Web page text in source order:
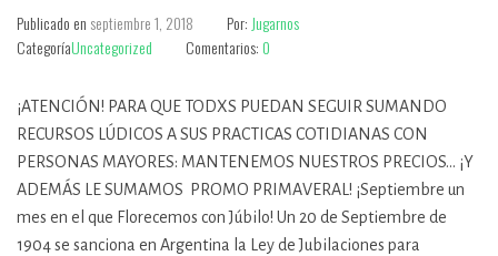
Publicado en septiembre 1, 2018 Por: Jugarnos
CategoríaUncategorized Comentarios: 0
¡ATENCIÓN! PARA QUE TODXS PUEDAN SEGUIR SUMANDO
RECURSOS LÚDICOS A SUS PRACTICAS COTIDIANAS CON
PERSONAS MAYORES: MANTENEMOS NUESTROS PRECIOS... ¡Y
ADEMÁS LE SUMAMOS PROMO PRIMAVERAL! ¡Septiembre un
mes en el que Florecemos con Júbilo! Un 20 de Septiembre de
1904 se sanciona en Argentina la Ley de Jubilaciones para